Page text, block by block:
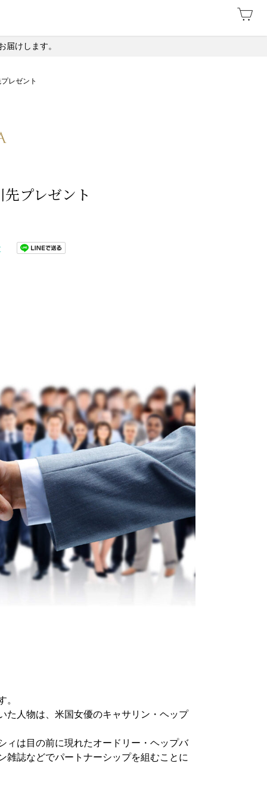
けします。
レゼント
プレゼント
。
た人物は、米国女優のキャサリン・ヘップ
ィは目の前に現れたオードリー・ヘップバ
雑誌などでパートナーシップを組むことに